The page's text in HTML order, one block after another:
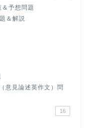
予想問題
＆解説
意見論述英作文）問
16